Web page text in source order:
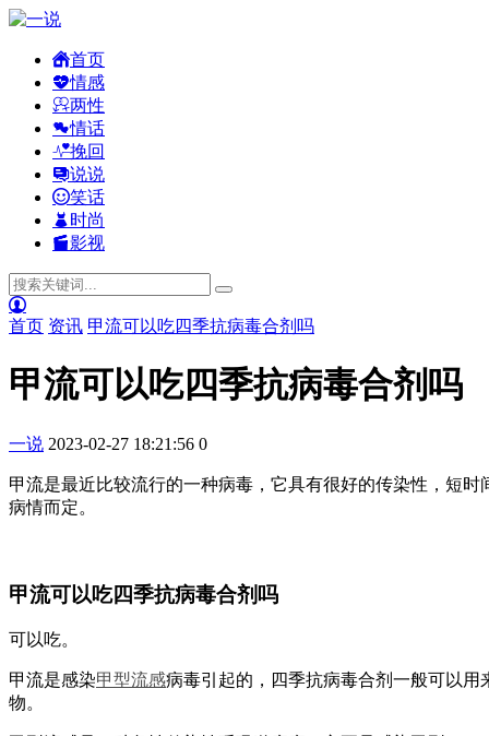
首页
情感
两性
情话
挽回
说说
笑话
时尚
影视
首页 资讯 甲流可以吃四季抗病毒合剂吗
甲流可以吃四季抗病毒合剂吗
一说 2023-02-27 18:21:56 0
甲流是最近比较流行的一种病毒，它具有很好的传染性，短
病情而定。
甲流可以吃四季抗病毒合剂吗
可以吃。
甲流是感染甲型流感病毒引起的，四季抗病毒合剂一般可以
物。